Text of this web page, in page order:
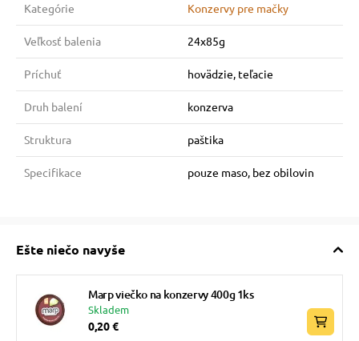
Kategórie Konzervy pre mačky
Veľkosť balenia 24x85g
Príchuť hovädzie, teľacie
Druh balení konzerva
Struktura paštika
Specifikace pouze maso, bez obilovin
Ešte niečo navyše
Marp viečko na konzervy 400g 1ks
Skladem
0,20 €